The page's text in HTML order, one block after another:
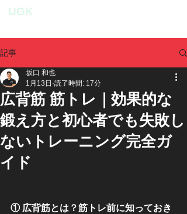
UGK
記事
広背筋 筋トレ｜効果的な
鍛え方と初心者でも失敗し
ないトレーニング完全ガ
イド
坂口 和也
1月13日 読了時間: 17分
① 広背筋とは？筋トレ前に知っておき